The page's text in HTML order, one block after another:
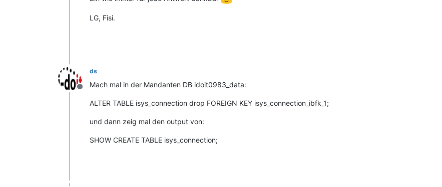
LG, Fisi.
Offline
ds
Mach mal in der Mandanten DB idoit0983_data:
ALTER TABLE isys_connection drop FOREIGN KEY isys_connection_ibfk_1;
und dann zeig mal den output von:
SHOW CREATE TABLE isys_connection;